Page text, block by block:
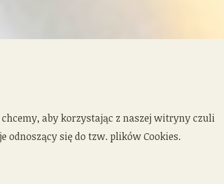
aby korzystając z naszej witryny czuli
odnoszący się do tzw. plików Cookies.